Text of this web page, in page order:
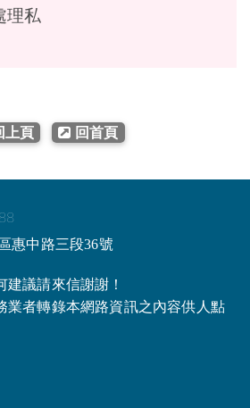
理私
上頁 回首頁
惠中路三段36號
議請來信謝謝！
業者轉錄本網路資訊之內容供人點